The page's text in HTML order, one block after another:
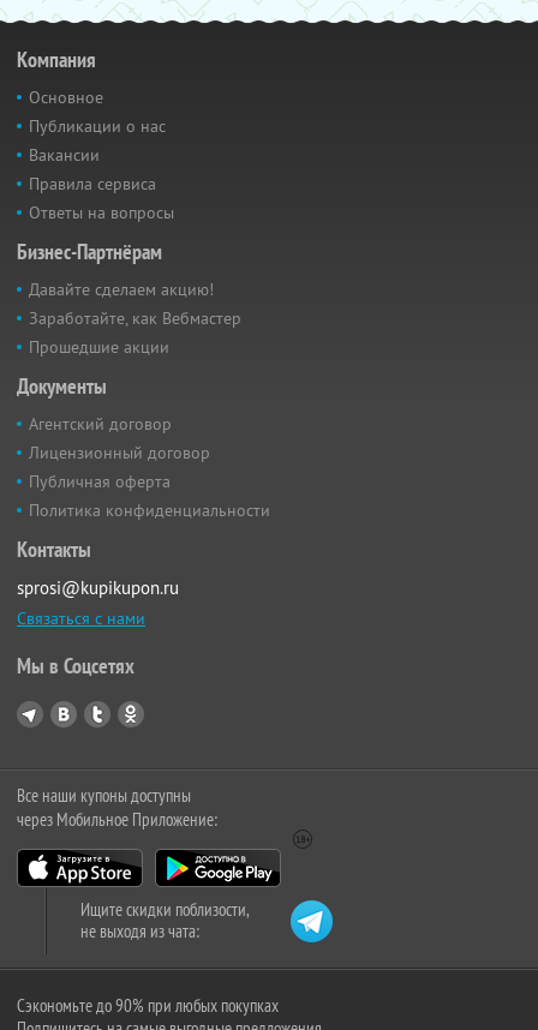
Компания
Основное
Публикации о нас
Вакансии
Правила сервиса
Ответы на вопросы
Бизнес-Партнёрам
Давайте сделаем акцию!
Заработайте, как Вебмастер
Прошедшие акции
Документы
Агентский договор
Лицензионный договор
Публичная оферта
Политика конфиденциальности
Контакты
sprosi@kupikupon.ru
Связаться с нами
Мы в Соцсетях
Все наши купоны доступны
через Мобильное Приложение:
Ищите скидки поблизости,
не выходя из чата:
Сэкономьте до 90% при любых покупках